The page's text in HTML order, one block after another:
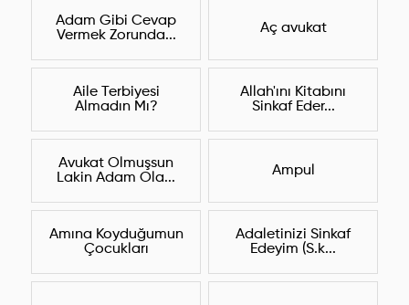
Adam Gibi Cevap
Vermek Zorunda...
Aç avukat
Aile Terbiyesi
Almadın Mı?
Allah'ını Kitabını
Sinkaf Eder...
Avukat Olmuşsun
Lakin Adam Ola...
Ampul
Amına Koyduğumun
Çocukları
Adaletinizi Sinkaf
Edeyim (S.k...